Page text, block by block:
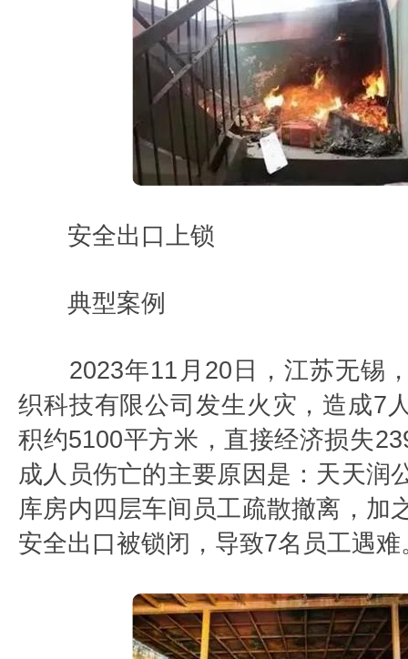
安全出口上锁
典型案例
2023年11月20日，江苏无锡
织科技有限公司发生火灾，造成7
积约5100平方米，直接经济损失
成人员伤亡的主要原因是：天天润
库房内四层车间员工疏散撤离，加
安全出口被锁闭，导致7名员工遇难